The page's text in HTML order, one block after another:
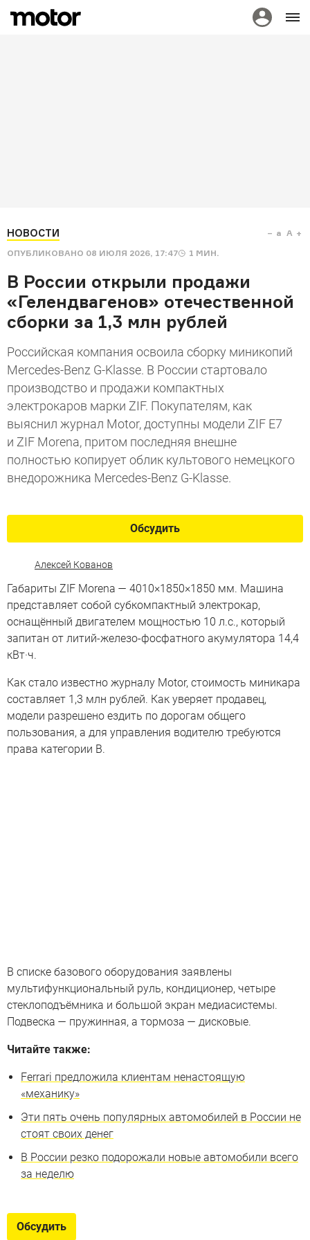
НОВОСТИ
ОПУБЛИКОВАНО 08 ИЮЛЯ 2026, 17:47 1 МИН.
a A
В России открыли продажи
«Гелендвагенов» отечественной
сборки за 1,3 млн рублей
Российская компания освоила сборку миникопий
Mercedes-Benz G-Klasse. В России стартовало
производство и продажи компактных
электрокаров марки ZIF. Покупателям, как
выяснил журнал Motor, доступны модели ZIF E7
и ZIF Morena, притом последняя внешне
полностью копирует облик культового немецкого
внедорожника Mercedes-Benz G-Klasse.
Обсудить
Алексей Кованов
Габариты ZIF Morena — 4010×1850×1850 мм. Машина
представляет собой субкомпактный электрокар,
оснащённый двигателем мощностью 10 л.с., который
запитан от литий-железо-фосфатного акумулятора 14,4
кВт·ч.
Как стало известно журналу Motor, стоимость миникара
составляет 1,3 млн рублей. Как уверяет продавец,
модели разрешено ездить по дорогам общего
пользования, а для управления водителю требуются
права категории B.
В списке базового оборудования заявлены
мультифункциональный руль, кондиционер, четыре
стеклоподъёмника и большой экран медиасистемы.
Подвеска — пружинная, а тормоза — дисковые.
Читайте также:
Ferrari предложила клиентам ненастоящую
«механику»
Эти пять очень популярных автомобилей в России не
стоят своих денег
В России резко подорожали новые автомобили всего
за неделю
Обсудить